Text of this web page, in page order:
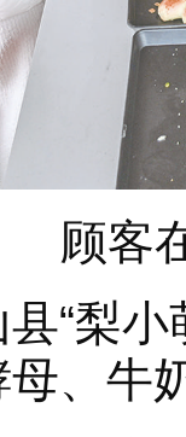
客在
梨小
、牛